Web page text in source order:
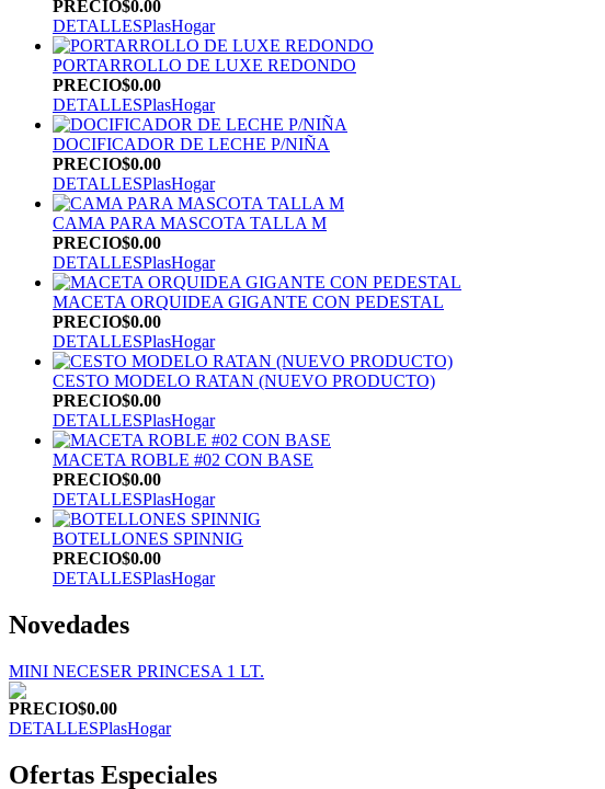
PRECIO$0.00
DETALLESPlasHogar
PORTARROLLO DE LUXE REDONDO
PRECIO$0.00
DETALLESPlasHogar
DOCIFICADOR DE LECHE P/NIÑA
PRECIO$0.00
DETALLESPlasHogar
CAMA PARA MASCOTA TALLA M
PRECIO$0.00
DETALLESPlasHogar
MACETA ORQUIDEA GIGANTE CON PEDESTAL
PRECIO$0.00
DETALLESPlasHogar
CESTO MODELO RATAN (NUEVO PRODUCTO)
PRECIO$0.00
DETALLESPlasHogar
MACETA ROBLE #02 CON BASE
PRECIO$0.00
DETALLESPlasHogar
BOTELLONES SPINNIG
PRECIO$0.00
DETALLESPlasHogar
Novedades
MINI NECESER PRINCESA 1 LT.
PRECIO$0.00
DETALLESPlasHogar
Ofertas Especiales